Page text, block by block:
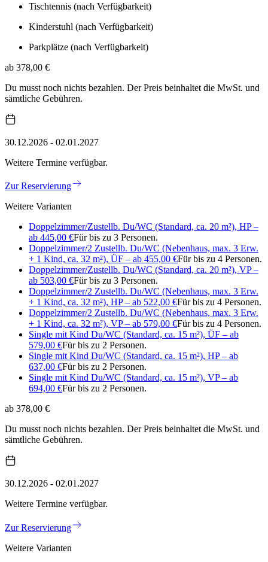
Tischtennis (nach Verfügbarkeit)
Kinderstuhl (nach Verfügbarkeit)
Parkplätze (nach Verfügbarkeit)
ab 378,00 €
Du musst noch nichts bezahlen. Der Preis beinhaltet die MwSt. und
sämtliche Gebühren.
30.12.2026 - 02.01.2027
Weitere Termine verfügbar.
Zur Reservierung
Weitere Varianten
Doppelzimmer/Zustellb. Du/WC (Standard, ca. 20 m²), HP –
ab 445,00 €Für bis zu 3 Personen.
Doppelzimmer/2 Zustellb. Du/WC (Nebenhaus, max. 3 Erw.
+ 1 Kind, ca. 32 m²), ÜF – ab 455,00 €Für bis zu 4 Personen.
Doppelzimmer/Zustellb. Du/WC (Standard, ca. 20 m²), VP –
ab 503,00 €Für bis zu 3 Personen.
Doppelzimmer/2 Zustellb. Du/WC (Nebenhaus, max. 3 Erw.
+ 1 Kind, ca. 32 m²), HP – ab 522,00 €Für bis zu 4 Personen.
Doppelzimmer/2 Zustellb. Du/WC (Nebenhaus, max. 3 Erw.
+ 1 Kind, ca. 32 m²), VP – ab 579,00 €Für bis zu 4 Personen.
Single mit Kind Du/WC (Standard, ca. 15 m²), ÜF – ab
579,00 €Für bis zu 2 Personen.
Single mit Kind Du/WC (Standard, ca. 15 m²), HP – ab
637,00 €Für bis zu 2 Personen.
Single mit Kind Du/WC (Standard, ca. 15 m²), VP – ab
694,00 €Für bis zu 2 Personen.
ab 378,00 €
Du musst noch nichts bezahlen. Der Preis beinhaltet die MwSt. und
sämtliche Gebühren.
30.12.2026 - 02.01.2027
Weitere Termine verfügbar.
Zur Reservierung
Weitere Varianten